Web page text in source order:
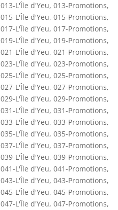
013-L'Île d'Yeu, 013-Promotions,
015-L'Île d'Yeu, 015-Promotions,
017-L'Île d'Yeu, 017-Promotions,
019-L'Île d'Yeu, 019-Promotions,
021-L'Île d'Yeu, 021-Promotions,
023-L'Île d'Yeu, 023-Promotions,
025-L'Île d'Yeu, 025-Promotions,
027-L'Île d'Yeu, 027-Promotions,
029-L'Île d'Yeu, 029-Promotions,
031-L'Île d'Yeu, 031-Promotions,
033-L'Île d'Yeu, 033-Promotions,
035-L'Île d'Yeu, 035-Promotions,
037-L'Île d'Yeu, 037-Promotions,
039-L'Île d'Yeu, 039-Promotions,
041-L'Île d'Yeu, 041-Promotions,
043-L'Île d'Yeu, 043-Promotions,
045-L'Île d'Yeu, 045-Promotions,
047-L'Île d'Yeu, 047-Promotions,